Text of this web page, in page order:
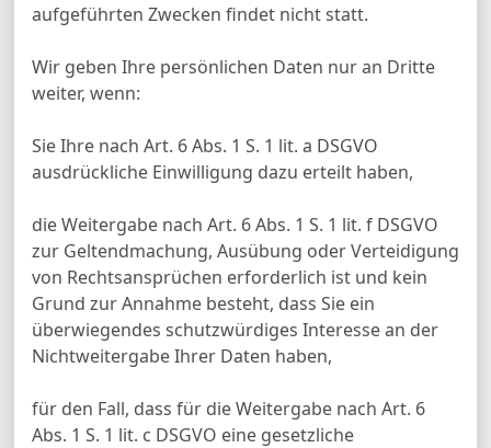
aufgeführten Zwecken findet nicht statt.
Wir geben Ihre persönlichen Daten nur an Dritte
weiter, wenn:
Sie Ihre nach Art. 6 Abs. 1 S. 1 lit. a DSGVO
ausdrückliche Einwilligung dazu erteilt haben,
die Weitergabe nach Art. 6 Abs. 1 S. 1 lit. f DSGVO
zur Geltendmachung, Ausübung oder Verteidigung
von Rechtsansprüchen erforderlich ist und kein
Grund zur Annahme besteht, dass Sie ein
überwiegendes schutzwürdiges Interesse an der
Nichtweitergabe Ihrer Daten haben,
für den Fall, dass für die Weitergabe nach Art. 6
Abs. 1 S. 1 lit. c DSGVO eine gesetzliche